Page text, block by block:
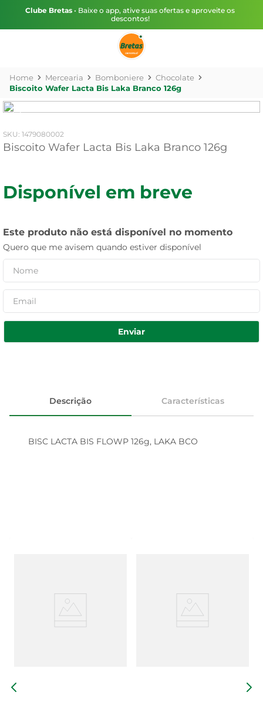
Clube Bretas • Baixe o app, ative suas ofertas e aproveite os
descontos!
Mercearia Bomboniere
Chocolate
Biscoito Wafer Lacta Bis Laka Branco 126g
: 1479080002
Biscoito Wafer Lacta Bis Laka Branco 126g
Disponível em breve
Este produto não está disponível no momento
Quero que me avisem quando estiver disponível
Enviar
Descrição Características
BISC LACTA BIS FLOWP 126g, LAKA BCO